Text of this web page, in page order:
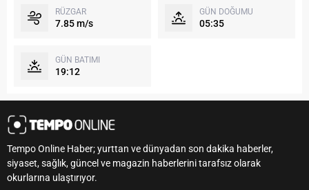
RÜZGAR
7.85 m/s
GÜN DOĞUMU
05:35
GÜN BATIMI
19:12
Tempo Online Haber; yurttan ve dünyadan son dakika haberler,
siyaset, sağlık, güncel ve magazin haberlerini tarafsız olarak
okurlarına ulaştırıyor.